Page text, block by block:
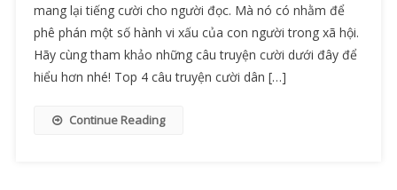
mang lại tiếng cười cho người đọc. Mà nó có nhằm để
phê phán một số hành vi xấu của con người trong xã hội.
Hãy cùng tham khảo những câu truyện cười dưới đây để
hiểu hơn nhé! Top 4 câu truyện cười dân […]
Continue Reading